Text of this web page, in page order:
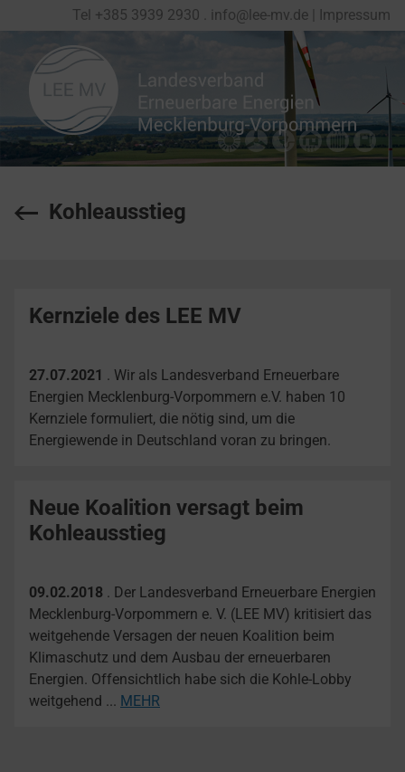
Tel +385 3939 2930 info@lee-mv.de Impressum
Kohleausstieg
Kernziele des LEE MV
27.07.2021 . Wir als Landesverband Erneuerbare
Energien Mecklenburg-Vorpommern e.V. haben 10
Kernziele formuliert, die nötig sind, um die
Energiewende in Deutschland voran zu bringen.
Neue Koalition versagt beim
Kohleausstieg
09.02.2018 . Der Landesverband Erneuerbare Energien
Mecklenburg-Vorpommern e. V. (LEE MV) kritisiert das
weitgehende Versagen der neuen Koalition beim
Klimaschutz und dem Ausbau der erneuerbaren
Energien. Offensichtlich habe sich die Kohle-Lobby
weitgehend ... MEHR